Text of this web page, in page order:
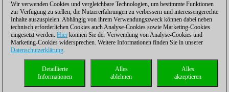
1
Datenschutzhinweis| Kontakt| |Lizenzen
Compliance Hotline|
Wir verwenden Cookies und vergleichbare Technologien, um bestimmte Funktionen
zur Verfügung zu stellen, die Nutzererfahrungen zu verbessern und interessengerechte
Inhalte auszuspielen. Abhängig von ihrem Verwendungszweck können dabei neben
technisch erforderlichen Cookies auch Analyse-Cookies sowie Marketing-Cookies
eingesetzt werden. Hier können Sie der Verwendung von Analyse-Cookies und
Marketing-Cookies widersprechen. Weitere Informationen finden Sie in unserer
Datenschutzerklärung.
Alles
akzeptieren
Alles
ablehnen
Detaillierte
Informationen